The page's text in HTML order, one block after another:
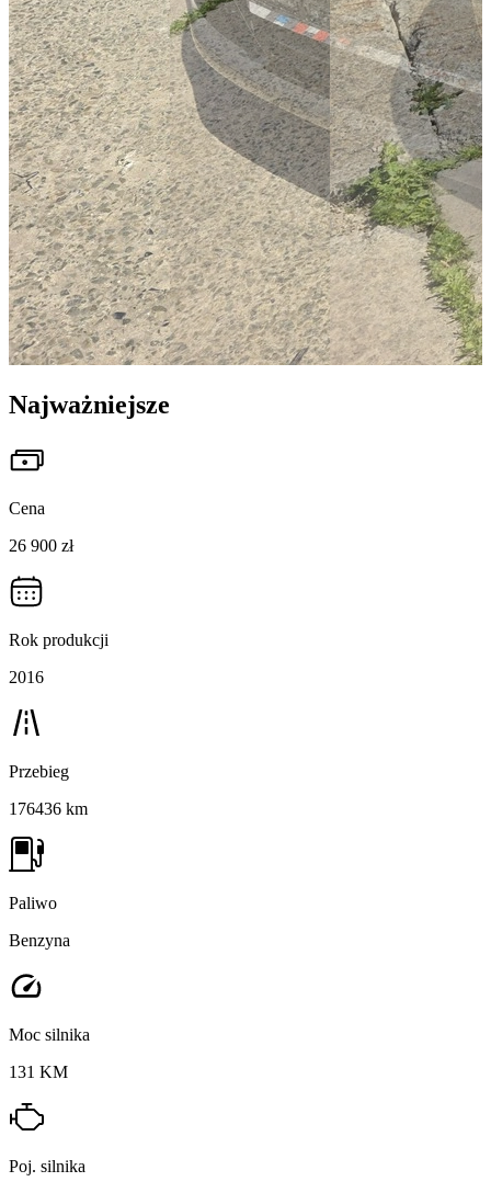
Najważniejsze
Cena
26 900 zł
Rok produkcji
2016
Przebieg
176436 km
Paliwo
Benzyna
Moc silnika
131 KM
Poj. silnika